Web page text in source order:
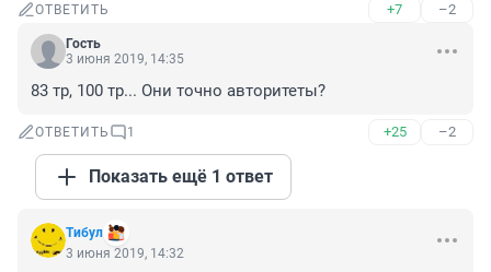
ОТВЕТИТЬ +7 –2
Гость
3 июня 2019, 14:35
83 тр, 100 тр... Они точно авторитеты?
ОТВЕТИТЬ 1 +25 –2
Показать ещё 1 ответ
Tибyл
3 июня 2019, 14:32